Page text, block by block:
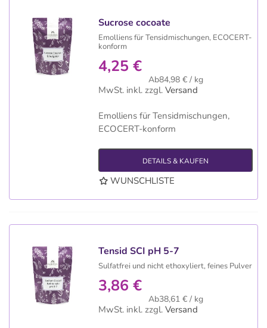
Sucrose cocoate
Emolliens für Tensidmischungen, ECOCERT-
konform
4,25 €
Ab84,98 € / kg
MwSt. inkl. zzgl. Versand
Emolliens für Tensidmischungen,
ECOCERT-konform
DETAILS & KAUFEN
WUNSCHLISTE
Tensid SCI pH 5-7
Sulfatfrei und nicht ethoxyliert, feines Pulver
3,86 €
Ab38,61 € / kg
MwSt. inkl. zzgl. Versand